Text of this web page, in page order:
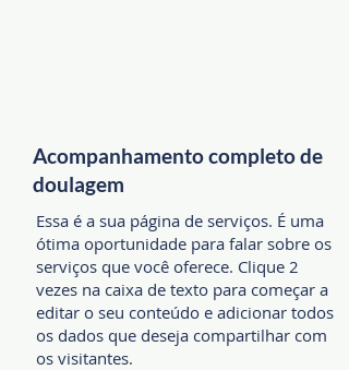
Acompanhamento completo de
doulagem
Essa é a sua página de serviços. É uma
ótima oportunidade para falar sobre os
serviços que você oferece. Clique 2
vezes na caixa de texto para começar a
editar o seu conteúdo e adicionar todos
os dados que deseja compartilhar com
os visitantes.